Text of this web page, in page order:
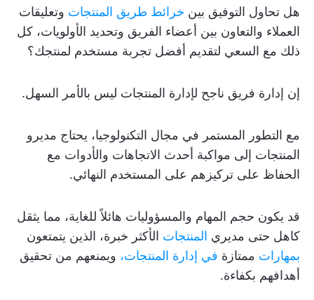
هل تحاول التوفيق بين خرائط طريق المنتجات وتعليقات
العملاء والتعاون بين أعضاء الفريق وتحديد الأولويات، كل
ذلك مع السعي لتقديم أفضل تجربة مستخدم لمنتجك؟
إن إدارة فريق ناجح لإدارة المنتجات ليس بالأمر السهل.
مع التطور المستمر في مجال التكنولوجيا، يحتاج مديرو
المنتجات إلى مواكبة أحدث الاتجاهات والأدوات مع
الحفاظ على تركيزهم على المستخدم النهائي.
قد يكون حجم المهام والمسؤوليات هائلاً للغاية، مما يثقل
كاهل حتى مديري المنتجات الأكثر خبرة، الذين يتمتعون
بمهارات ممتازة في إدارة المنتجات، ويمنعهم من تحقيق
أهدافهم بكفاءة.